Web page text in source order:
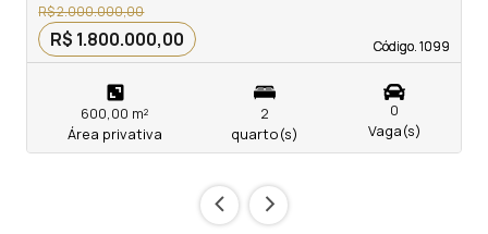
Código. 1099
Código. 1099
R$ 2.000.000,00
R$ 1.800.000,00
600,00 m²
Área privativa
2
quarto(s)
0
Vaga(s)
‹ ›